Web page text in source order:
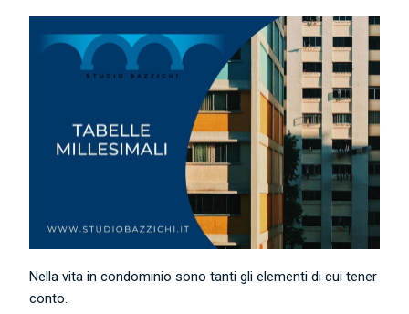
Nella vita in condominio sono tanti gli elementi di cui tener
conto.